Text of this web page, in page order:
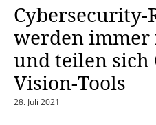
Cybersecurity-
werden
und teilen sich
Vision-Tools
28. Juli 2021